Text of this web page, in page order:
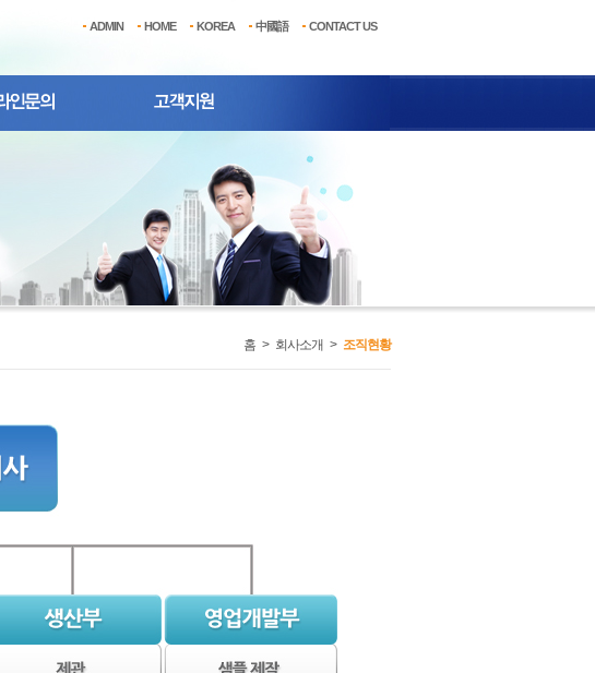
ADMIN HOME KOREA 中國語 CONTACT US
홈 > 회사소개 > 조직현황